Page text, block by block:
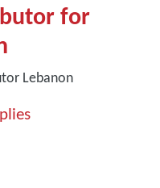
for
Lebanon